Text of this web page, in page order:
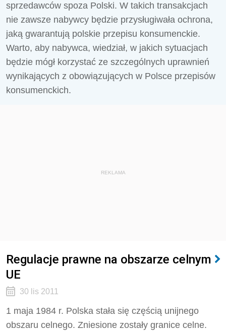
sprzedawców spoza Polski. W takich transakcjach
nie zawsze nabywcy będzie przysługiwała ochrona,
jaką gwarantują polskie przepisu konsumenckie.
Warto, aby nabywca, wiedział, w jakich sytuacjach
będzie mógł korzystać ze szczególnych uprawnień
wynikających z obowiązujących w Polsce przepisów
konsumenckich.
REKLAMA
Regulacje prawne na obszarze celnym
UE
30 lis 2011
1 maja 1984 r. Polska stała się częścią unijnego
obszaru celnego. Zniesione zostały granice celne.